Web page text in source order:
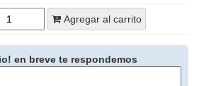
Agregar al carrito
en breve te respondemos